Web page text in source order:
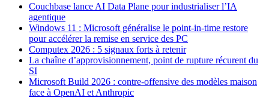
Couchbase lance AI Data Plane pour industrialiser l’IA
agentique
Windows 11 : Microsoft généralise le point-in-time restore
pour accélérer la remise en service des PC
Computex 2026 : 5 signaux forts à retenir
La chaîne d’approvisionnement, point de rupture récurent du
SI
Microsoft Build 2026 : contre-offensive des modèles maison
face à OpenAI et Anthropic